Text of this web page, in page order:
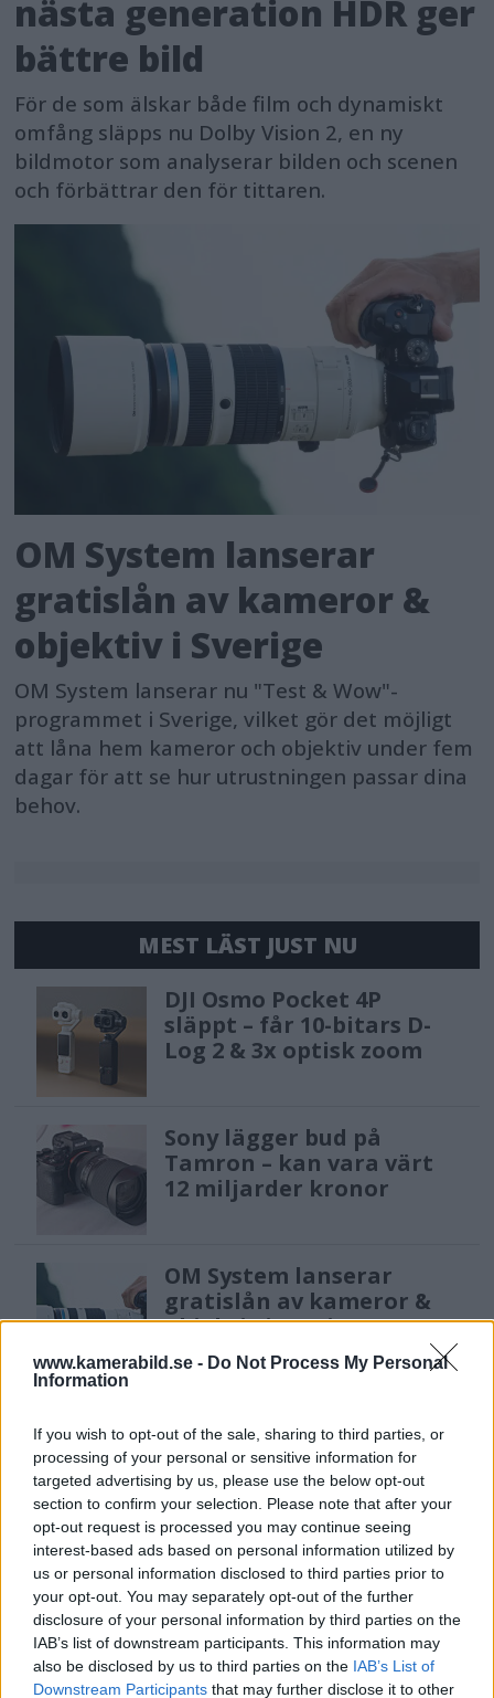
www.kamerabild.se - Do Not Process My Personal
Information
If you wish to opt-out of the sale, sharing to third parties, or
processing of your personal or sensitive information for
targeted advertising by us, please use the below opt-out
section to confirm your selection. Please note that after your
opt-out request is processed you may continue seeing
interest-based ads based on personal information utilized by
us or personal information disclosed to third parties prior to
your opt-out. You may separately opt-out of the further
disclosure of your personal information by third parties on the
IAB’s list of downstream participants. This information may
also be disclosed by us to third parties on the IAB’s List of
Downstream Participants that may further disclose it to other
nästa generation HDR ger
bättre bild
För de som älskar både film och dynamiskt
omfång släpps nu Dolby Vision 2, en ny
bildmotor som analyserar bilden och scenen
och förbättrar den för tittaren.
OM System lanserar
gratislån av kameror &
objektiv i Sverige
OM System lanserar nu "Test & Wow"-
programmet i Sverige, vilket gör det möjligt
att låna hem kameror och objektiv under fem
dagar för att se hur utrustningen passar dina
behov.
MEST LÄST JUST NU
DJI Osmo Pocket 4P
släppt – får 10-bitars D-
Log 2 & 3x optisk zoom
Sony lägger bud på
Tamron – kan vara värt
12 miljarder kronor
OM System lanserar
gratislån av kameror &
objektiv i Sverige
OSS – lätt telezoom för
fågel, sport & natur
Dolby Vision 2 lanseras –
nästa generation HDR
ger bättre bild
F3 Foto – Sveriges nya